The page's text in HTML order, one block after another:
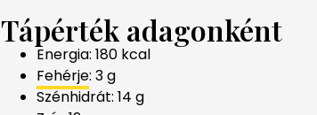
Tápérték adagonként
Energia: 180 kcal
Fehérje: 3 g
Szénhidrát: 14 g